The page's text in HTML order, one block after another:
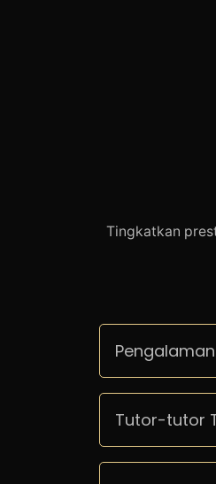
Tingkatkan
Tutor-tutor